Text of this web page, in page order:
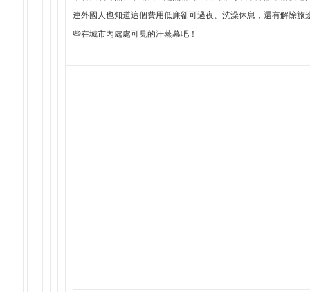
連外國人也知道這個費用低廉卻可過夜、洗澡休息，還有解除
些在城市內處處可見的汗蒸幕吧！